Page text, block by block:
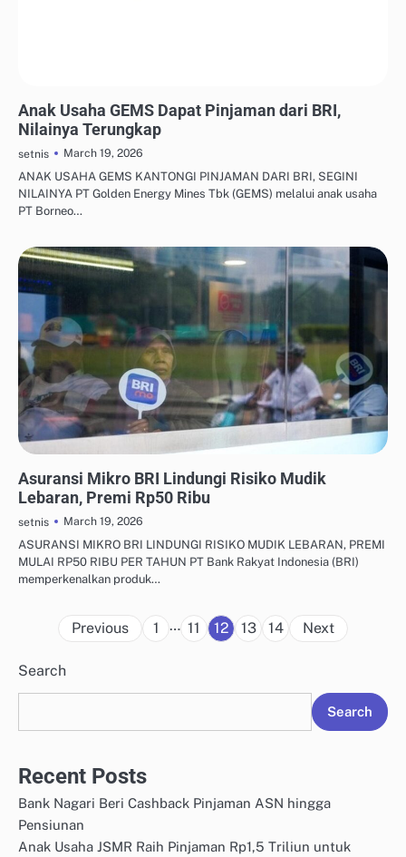
Anak Usaha GEMS Dapat Pinjaman dari BRI,
Nilainya Terungkap
setnis
March 19, 2026
ANAK USAHA GEMS KANTONGI PINJAMAN DARI BRI, SEGINI
NILAINYA PT Golden Energy Mines Tbk (GEMS) melalui anak usaha
PT Borneo…
Asuransi Mikro BRI Lindungi Risiko Mudik
Lebaran, Premi Rp50 Ribu
setnis
March 19, 2026
ASURANSI MIKRO BRI LINDUNGI RISIKO MUDIK LEBARAN, PREMI
MULAI RP50 RIBU PER TAHUN PT Bank Rakyat Indonesia (BRI)
memperkenalkan produk…
Posts
Previous 1 … 11 12 13 14 Next
Search
Search
Recent Posts
Bank Nagari Beri Cashback Pinjaman ASN hingga
Pensiunan
Anak Usaha JSMR Raih Pinjaman Rp1,5 Triliun untuk